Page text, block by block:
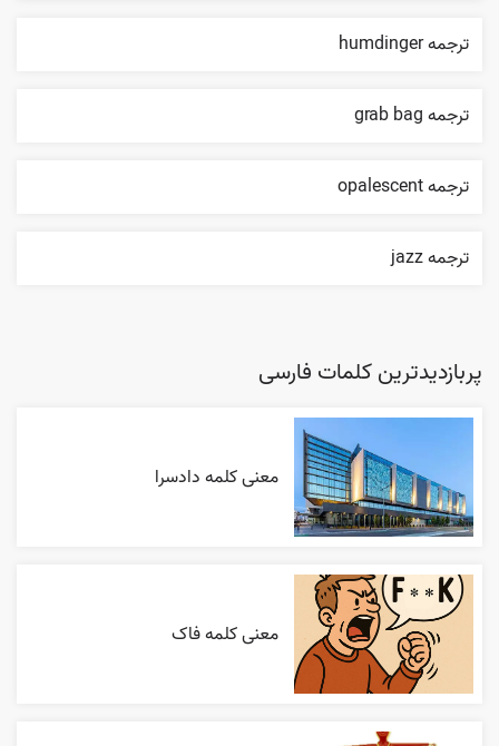
ترجمه humdinger
ترجمه grab bag
ترجمه opalescent
ترجمه jazz
پربازدیدترین کلمات فارسی
معنی کلمه دادسرا
معنی کلمه فاک